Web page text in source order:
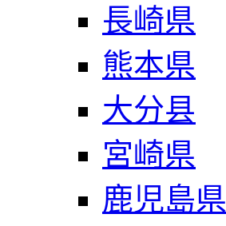
長崎県
熊本県
大分县
宮崎県
鹿児島県